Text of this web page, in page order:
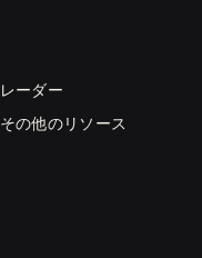
レーダー
その他のリソース